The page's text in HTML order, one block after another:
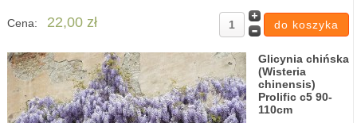
Cena: 22,00 zł
Glicynia chińska
(Wisteria
chinensis)
Prolific c5 90-
110cm